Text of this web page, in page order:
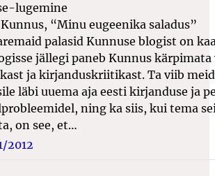
lugemine
“Minu eugeenika saladus”
palasid Kunnuse blogist on
jällegi paneb Kunnus
ja kirjanduskriitikast. Ta viib
läbi uuema aja eesti kirjanduse ja
ning ka siis, kui tema
on see, et…
2012